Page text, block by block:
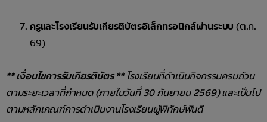
ครูและโรงเรียนรับเกียรติบัตรอิเล็กทรอนิกส์ผ่านระบบ (ต.ค.
69)
** เงื่อนไขการรับเกียรติบัตร **โรงเรียนที่ดำเนินกิจกรรมครบถ้วน
ตามระยะเวลาที่กำหนด (ภายในวันที่ 30 กันยายน 2569) และเป็นไป
ตามหลักเกณฑ์การดำเนินงานโรงเรียนผู้พิทักษ์ฟันดี